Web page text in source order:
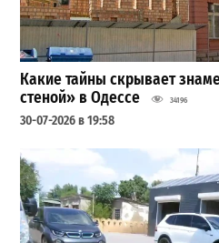
Какие тайны скрывает
стеной» в Одессе
34196
30-07-2026 в 19:58